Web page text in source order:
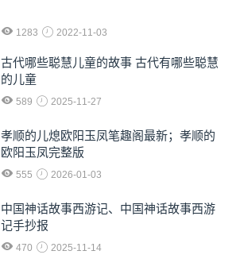
1283 2022-11-03
古代哪些聪慧儿童的故事 古代有哪些聪慧
的儿童
589 2025-11-27
孝顺的儿熄欧阳玉凤笔趣阁最新；孝顺的
欧阳玉凤完整版
555 2026-01-03
中国神话故事西游记、中国神话故事西游
记手抄报
470 2025-11-14